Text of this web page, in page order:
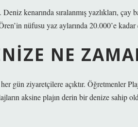
kenarında sıralanmış yazlıkları, çay
nüfusu yaz aylarında 20.000’e kadar
NE
gün ziyaretçilere açıktır. Öğretmenler
aksine plajın derin bir denize sahip